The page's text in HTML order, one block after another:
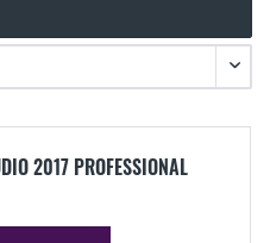
2017 PROFESSIONAL